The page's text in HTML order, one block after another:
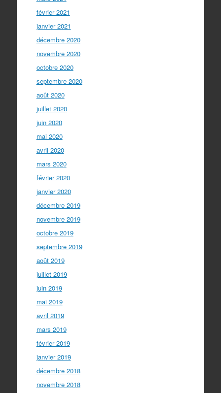
février 2021
janvier 2021
décembre 2020
novembre 2020
octobre 2020
septembre 2020
août 2020
juillet 2020
juin 2020
mai 2020
avril 2020
mars 2020
février 2020
janvier 2020
décembre 2019
novembre 2019
octobre 2019
septembre 2019
août 2019
juillet 2019
juin 2019
mai 2019
avril 2019
mars 2019
février 2019
janvier 2019
décembre 2018
novembre 2018